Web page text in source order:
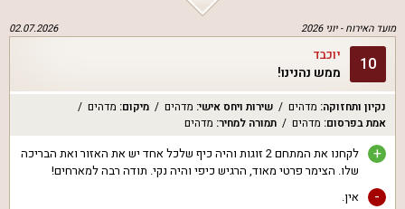
מועד האירוח -יוני 2026 02.07.2026
10 יוכבד
ממש נהנינו!
נקיון ותחזוקה: מדהים שירות ויחס אישי: מדהים מיקום: מדהים
אמת בפרסום: מדהים תמורה למחיר: מדהים
+
לקחנו את המתחם 2 זוגות והיה כיף שלכל אחד יש את האזור ואת הבריכה
שלו. הצימר פרטי מאוד, הרגיש כיפי והיה נקי. תודה רבה למארחים!
- אין.